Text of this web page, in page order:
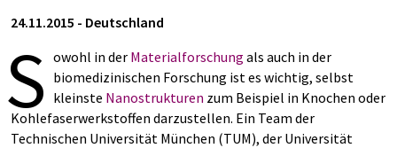
24.11.2015 - Deutschland
S owohl in der Materialforschung als auch in der
biomedizinischen Forschung ist es wichtig, selbst
kleinste Nanostrukturen zum Beispiel in Knochen oder
Kohlefaserwerkstoffen darzustellen. Ein Team der
Technischen Universität München (TUM), der Universität